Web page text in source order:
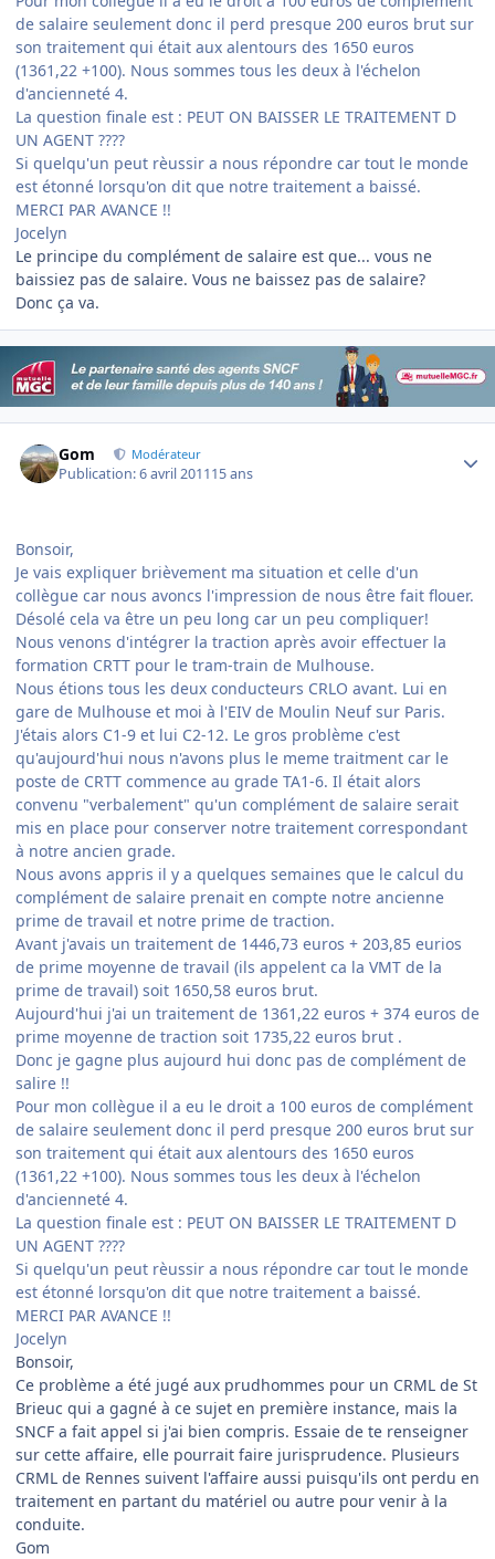
de salaire seulement donc il perd presque 200 euros brut sur
son traitement qui était aux alentours des 1650 euros
(1361,22 +100). Nous sommes tous les deux à l'échelon
d'ancienneté 4.
La question finale est : PEUT ON BAISSER LE TRAITEMENT D
UN AGENT ????
Si quelqu'un peut rèussir a nous répondre car tout le monde
est étonné lorsqu'on dit que notre traitement a baissé.
MERCI PAR AVANCE !!
Jocelyn
Le principe du complément de salaire est que... vous ne
baissiez pas de salaire. Vous ne baissez pas de salaire?
Donc ça va.
Gom Modérateur
Publication:6 avril 201115 ans
Bonsoir,
Je vais expliquer brièvement ma situation et celle d'un
collègue car nous avoncs l'impression de nous être fait flouer.
Désolé cela va être un peu long car un peu compliquer!
Nous venons d'intégrer la traction après avoir effectuer la
formation CRTT pour le tram-train de Mulhouse.
Nous étions tous les deux conducteurs CRLO avant. Lui en
gare de Mulhouse et moi à l'EIV de Moulin Neuf sur Paris.
J'étais alors C1-9 et lui C2-12. Le gros problème c'est
qu'aujourd'hui nous n'avons plus le meme traitment car le
poste de CRTT commence au grade TA1-6. Il était alors
convenu "verbalement" qu'un complément de salaire serait
mis en place pour conserver notre traitement correspondant
à notre ancien grade.
Nous avons appris il y a quelques semaines que le calcul du
complément de salaire prenait en compte notre ancienne
prime de travail et notre prime de traction.
Avant j'avais un traitement de 1446,73 euros + 203,85 eurios
de prime moyenne de travail (ils appelent ca la VMT de la
prime de travail) soit 1650,58 euros brut.
Aujourd'hui j'ai un traitement de 1361,22 euros + 374 euros de
prime moyenne de traction soit 1735,22 euros brut .
Donc je gagne plus aujourd hui donc pas de complément de
salire !!
Pour mon collègue il a eu le droit a 100 euros de complément
de salaire seulement donc il perd presque 200 euros brut sur
son traitement qui était aux alentours des 1650 euros
(1361,22 +100). Nous sommes tous les deux à l'échelon
d'ancienneté 4.
La question finale est : PEUT ON BAISSER LE TRAITEMENT D
UN AGENT ????
Si quelqu'un peut rèussir a nous répondre car tout le monde
est étonné lorsqu'on dit que notre traitement a baissé.
MERCI PAR AVANCE !!
Jocelyn
Bonsoir,
Ce problème a été jugé aux prudhommes pour un CRML de St
Brieuc qui a gagné à ce sujet en première instance, mais la
SNCF a fait appel si j'ai bien compris. Essaie de te renseigner
sur cette affaire, elle pourrait faire jurisprudence. Plusieurs
CRML de Rennes suivent l'affaire aussi puisqu'ils ont perdu en
traitement en partant du matériel ou autre pour venir à la
conduite.
Gom